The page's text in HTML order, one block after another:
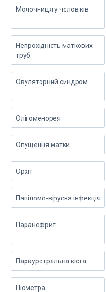
Молочниця у чоловіків
Непрохідність маткових
труб
Овуляторний синдром
Олігоменорея
Опущення матки
Орхіт
Папіломо-вірусна інфекція
Паранефрит
Парауретральна кіста
Піометра